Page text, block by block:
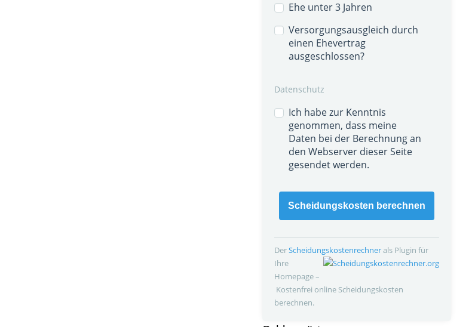
Ehe unter 3 Jahren
Versorgungsausgleich durch
einen Ehevertrag
ausgeschlossen?
Datenschutz
Ich habe zur Kenntnis
genommen, dass meine
Daten bei der Berechnung an
den Webserver dieser Seite
gesendet werden.
Scheidungskosten berechnen
DerScheidungskosten­rechnerals Plugin für
Ihre
Homepage –
Kostenfrei online Scheidungskosten
berechnen.